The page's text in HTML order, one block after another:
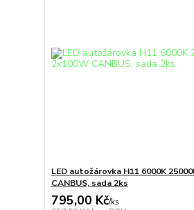
LED autožárovka H11 6000K
CANBUS, sada 2ks
795,00 Kč/ks